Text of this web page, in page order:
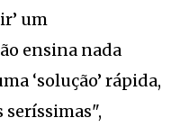
um
ensina nada
‘solução’ rápida,
seríssimas",